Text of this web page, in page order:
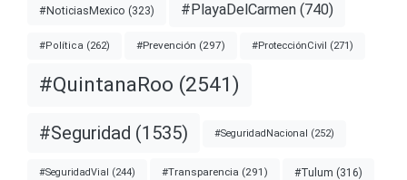
#NoticiasMexico (323) #PlayaDelCarmen (740)
#Política (262) #Prevención (297) #ProtecciónCivil (271)
#QuintanaRoo (2541)
#Seguridad (1535) #SeguridadNacional (252)
#SeguridadVial (244) #Transparencia (291) #Tulum (316)